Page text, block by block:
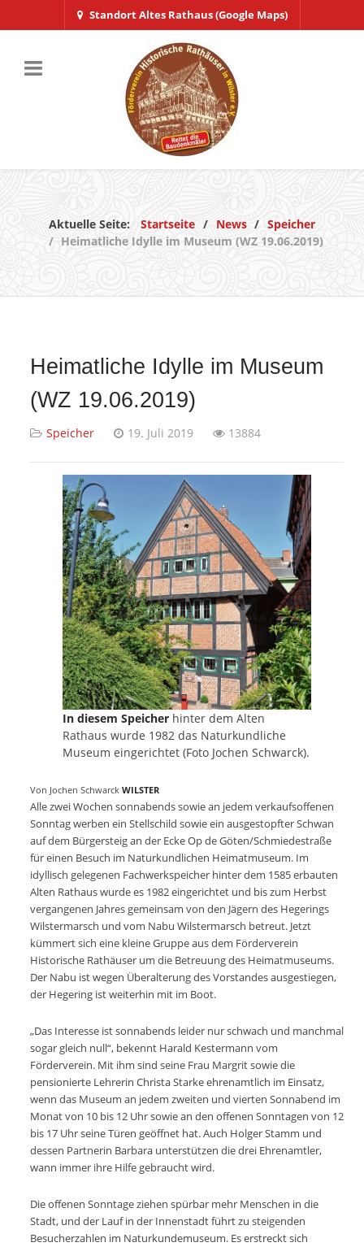
Standort Altes Rathaus (Google Maps)
Aktuelle Seite: Startseite News
Speicher
Heimatliche Idylle im Museum (WZ 19.06.2019)
Heimatliche Idylle im Museum
(WZ 19.06.2019)
Speicher 19. Juli 2019 13884
In diesem Speicher hinter dem Alten
Rathaus wurde 1982 das Naturkundliche
Museum eingerichtet (Foto Jochen Schwarck).
Von Jochen Schwarck WILSTER
Alle zwei Wochen sonnabends sowie an jedem verkaufsoffenen
Sonntag werben ein Stellschild sowie ein ausgestopfter Schwan
auf dem Bürgersteig an der Ecke Op de Göten/Schmiedestraße
für einen Besuch im Naturkundlichen Heimatmuseum. Im
idyllisch gelegenen Fachwerkspeicher hinter dem 1585 erbauten
Alten Rathaus wurde es 1982 eingerichtet und bis zum Herbst
vergangenen Jahres gemeinsam von den Jägern des Hegerings
Wilstermarsch und vom Nabu Wilstermarsch betreut. Jetzt
kümmert sich eine kleine Gruppe aus dem Förderverein
Historische Rathäuser um die Betreuung des Heimatmuseums.
Der Nabu ist wegen Überalterung des Vorstandes ausgestiegen,
der Hegering ist weiterhin mit im Boot.
„Das Interesse ist sonnabends leider nur schwach und manchmal
sogar gleich null“, bekennt Harald Kestermann vom
Förderverein. Mit ihm sind seine Frau Margrit sowie die
pensionierte Lehrerin Christa Starke ehrenamtlich im Einsatz,
wenn das Museum an jedem zweiten und vierten Sonnabend im
Monat von 10 bis 12 Uhr sowie an den offenen Sonntagen von 12
bis 17 Uhr seine Türen geöffnet hat. Auch Holger Stamm und
dessen Partnerin Barbara unterstützen die drei Ehrenamtler,
wann immer ihre Hilfe gebraucht wird.
Die offenen Sonntage ziehen spürbar mehr Menschen in die
Stadt, und der Lauf in der Innenstadt führt zu steigenden
Besucherzahlen im Naturkundemuseum. Es erstreckt sich